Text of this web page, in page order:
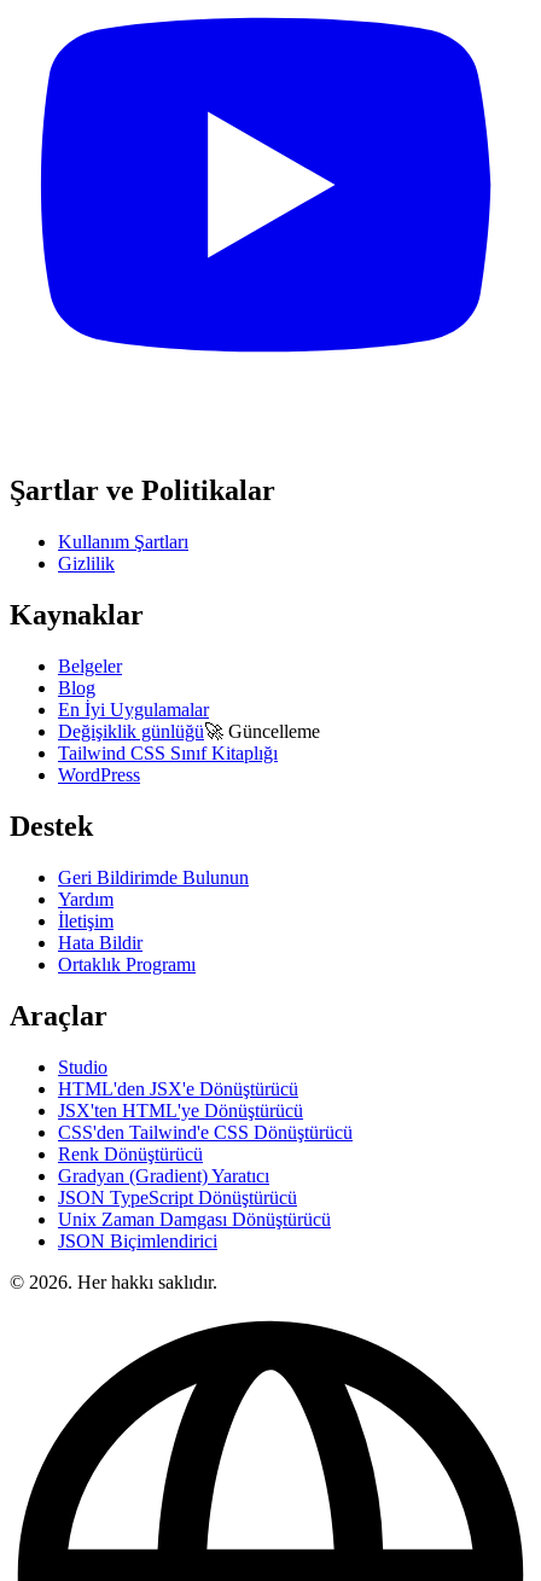
Şartlar ve Politikalar
Kullanım Şartları
Gizlilik
Kaynaklar
Belgeler
Blog
En İyi Uygulamalar
Değişiklik günlüğü🚀 Güncelleme
Tailwind CSS Sınıf Kitaplığı
WordPress
Destek
Geri Bildirimde Bulunun
Yardım
İletişim
Hata Bildir
Ortaklık Programı
Araçlar
Studio
HTML'den JSX'e Dönüştürücü
JSX'ten HTML'ye Dönüştürücü
CSS'den Tailwind'e CSS Dönüştürücü
Renk Dönüştürücü
Gradyan (Gradient) Yaratıcı
JSON TypeScript Dönüştürücü
Unix Zaman Damgası Dönüştürücü
JSON Biçimlendirici
© 2026. Her hakkı saklıdır.